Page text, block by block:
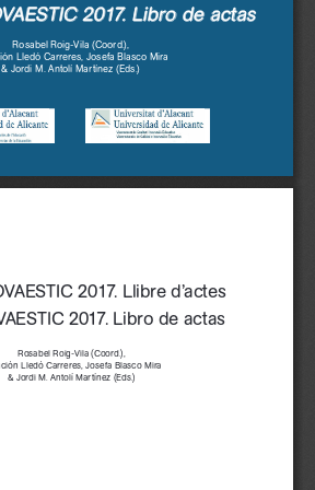
2017. Libro de actas
Rosabel Roig-Vila (Coord.),
Lledó Carreres, Josefa Blasco Mira
& Jordi M. Antolí Martínez (Eds.)
2017. Llibre d’actes
2017. Libro de actas
Rosabel Roig-Vila (Coord.),
Lledó Carreres, Josefa Blasco Mira
& Jordi M. Antolí Martínez (Eds.)